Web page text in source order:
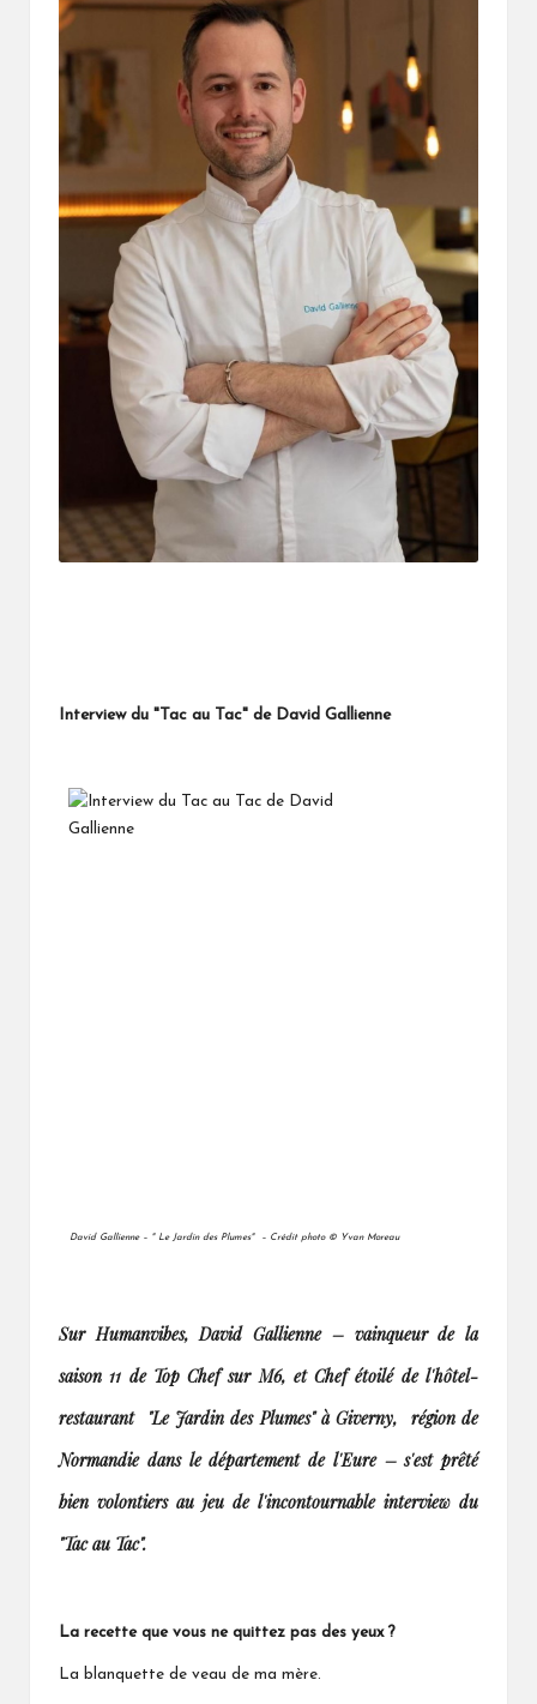
Interview du "Tac au Tac" de David Gallienne
David Gallienne – " Le Jardin des Plumes" – Crédit photo © Yvan Moreau
Sur Humanvibes, David Gallienne – vainqueur de la
saison 11 de Top Chef sur M6, et Chef étoilé de l'hôtel-
restaurant "Le Jardin des Plumes" à Giverny, région de
Normandie dans le département de l'Eure – s'est prêté
bien volontiers au jeu de l'incontournable interview du
"Tac au Tac".
La recette que vous ne quittez pas des yeux ?
La blanquette de veau de ma mère.